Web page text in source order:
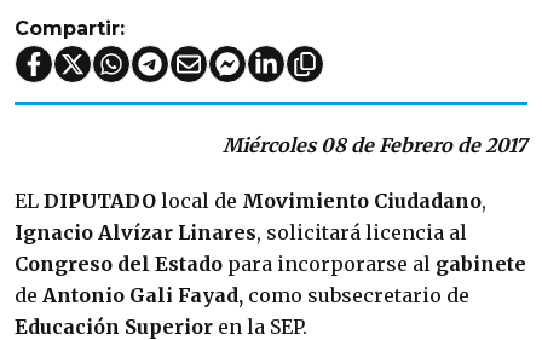
Compartir:
Miércoles 08 de Febrero de 2017
EL DIPUTADO local de Movimiento Ciudadano,
Ignacio Alvízar Linares, solicitará licencia al
Congreso del Estado para incorporarse al gabinete
de Antonio Gali Fayad, como subsecretario de
Educación Superior en la SEP.